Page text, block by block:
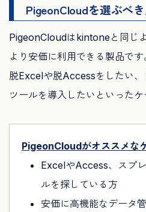
PigeonCloudを選ぶべ
PigeonCloudはkintoneと同じ
より安価に利用できる製品です
脱Excelや脱Accessをしたい
ツールを導入したいといったケ
PigeonCloudがオススメな
ExcelやAccess、スプ
ルを探している方
安価に高機能なデータ